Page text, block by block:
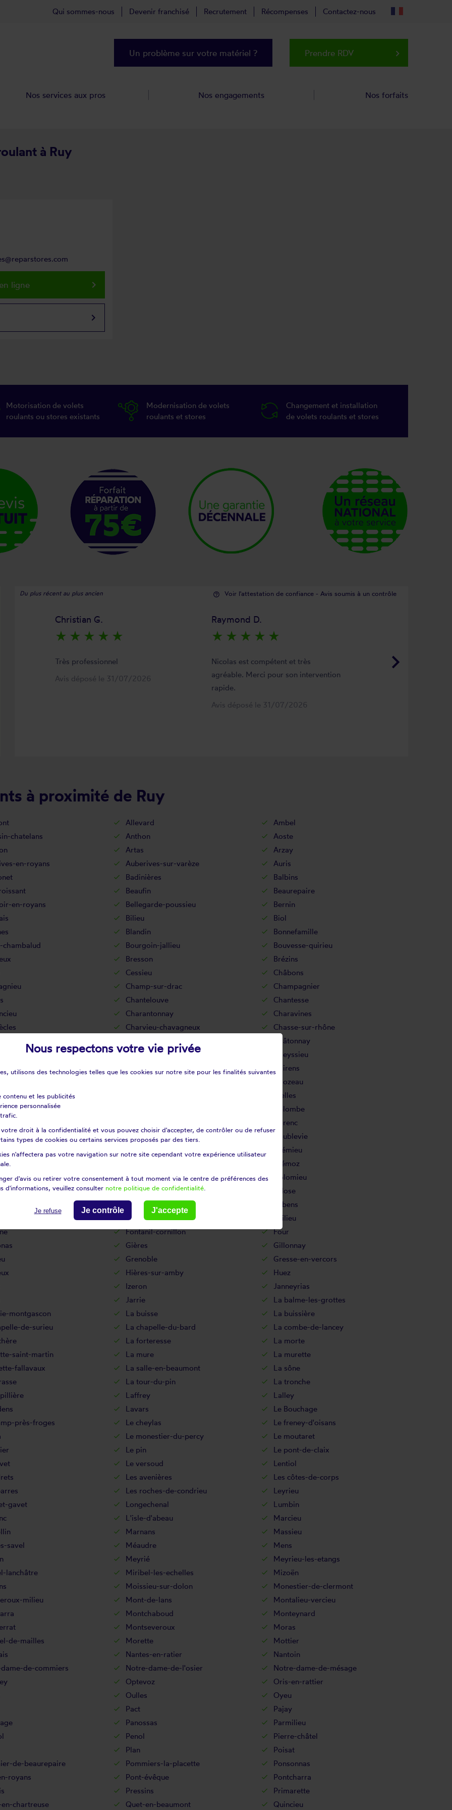
à Ruy
ligne keyboard_arrow_right
keyboard_arrow_right
Motorisation de volets
roulants ou stores existants
Modernisation de volets
roulants et stores
Changement et installation
de volets roulants et stores
Du plus récent au plus ancien help_outline Voir l'attestation de confiance - Avis soumis à un contrôle
keyboard_arrow_right
Christian G.
star_rate star_rate star_rate star_rate star_rate
Très professionnel
Avis déposé le 31/07/2026
Raymond D.
star_rate star_rate star_rate star_rate star_rate
Nicolas est compétent et très
agréable. Merci pour son intervention
rapide.
Avis déposé le 31/07/2026
à proximité de Ruy
Allevard
Ambel
chatelans Anthon
Aoste
Artas
Arzay
en-royans Auberives-sur-varèze
Auris
Badinières
Balbins
Beaufin
Beaurepaire
en-royans Bellegarde-poussieu
Bernin
Bilieu
Biol
Blandin
Bonnefamille
chambalud Bourgoin-jallieu
Bouvesse-quirieu
Bresson
Brézins
Cessieu
Châbons
Champ-sur-drac
Champagnier
Chantelouve
Chantesse
Charantonnay
Charavines
Charvieu-chavagneux
Chasse-sur-rhône
Châtonnay
Chélieu
Cheyssieu
Chimilin
Chirens
Chozeau
Clelles
Colombe
Corenc
Corrençon-en-vercors
Coublevie
Crachier
Crémieu
Diémoz
Doissin
Dolomieu
Échirolles
Eclose
Estrablin
Eybens
Faverges-de-la-tour
Fitilieu
Fontanil-cornillon
Four
Gières
Gillonnay
Grenoble
Gresse-en-vercors
Hières-sur-amby
Huez
Izeron
Janneyrias
Jarrie
La balme-les-grottes
montgascon La buisse
La buissière
de-surieu La chapelle-du-bard
La combe-de-lancey
La forteresse
La morte
saint-martin La mure
La murette
fallavaux La salle-en-beaumont
La sône
La tour-du-pin
La tronche
Laffrey
Lalley
Lavars
Le Bouchage
près-froges Le cheylas
Le freney-d'oisans
Le monestier-du-percy
Le moutaret
Le pin
Le pont-de-claix
Le versoud
Lentiol
Les avenières
Les côtes-de-corps
Les roches-de-condrieu
Leyrieu
gavet Longechenal
Lumbin
L'isle-d'abeau
Marcieu
Marnans
Massieu
savel Méaudre
Mens
Meyrié
Meyrieu-les-etangs
lanchâtre Miribel-les-echelles
Mizoën
Moissieu-sur-dolon
Monestier-de-clermont
milieu Mont-de-lans
Montalieu-vercieu
Montchaboud
Monteynard
Montseveroux
Moras
de-mailles Morette
Mottier
Nantes-en-ratier
Nantoin
de-commiers Notre-dame-de-l'osier
Notre-dame-de-mésage
Optevoz
Oris-en-rattier
Oulles
Oyeu
Pact
Pajay
Panossas
Parmilieu
Penol
Pierre-châtel
Plan
Poisat
de-beaurepaire Pommiers-la-placette
Ponsonnas
royans Pont-évêque
Pontcharra
Pressins
Primarette
chartreuse Quet-en-beaumont Quincieu
Qui sommes-nous Devenir franchisé Recrutement Récompenses Contactez-nous
Un problème sur votre matériel ? Prendre RDV keyboard_arrow_right
Nos services aux pros Nos engagements Nos forfaits
Nous respectons votre vie privée
utilisons des technologies telles que les cookies sur notre site pour les finalités suivantes
contenu et les publicités
personnalisée
votre droit à la confidentialité et vous pouvez choisir d'accepter, de contrôler ou de refuser
types de cookies ou certains services proposés par des tiers.
n'affectera pas votre navigation sur notre site cependant votre expérience utilisateur
d'avis ou retirer votre consentement à tout moment via le centre de préférences des
d'informations, veuillez consulter notre politique de confidentialité
Je refuse Je contrôle J'accepte